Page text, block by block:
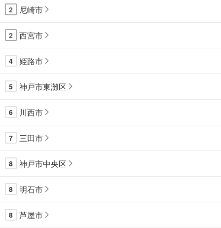
2 尼崎市
2 西宮市
4 姫路市
5 神戸市東灘区
6 川西市
7 三田市
8 神戸市中央区
8 明石市
8 芦屋市